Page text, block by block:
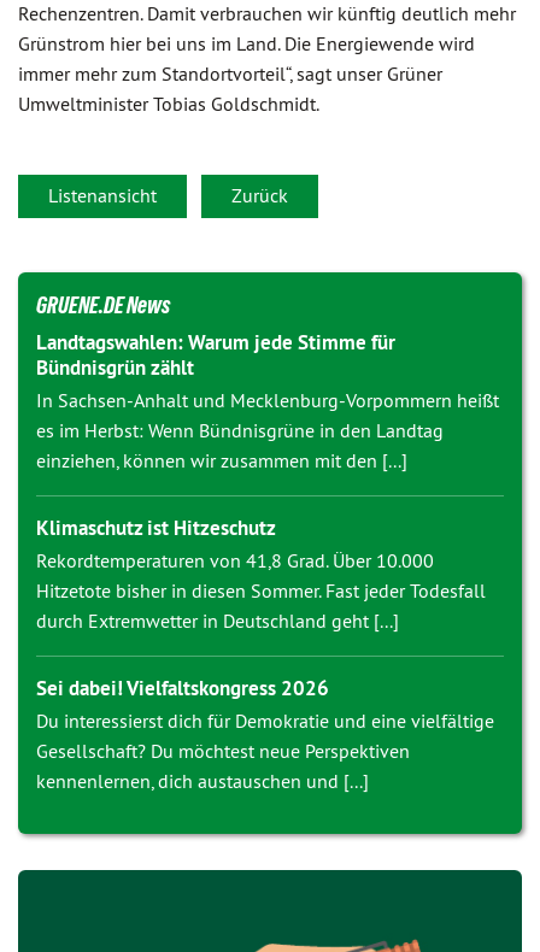
Rechenzentren. Damit verbrauchen wir künftig deutlich mehr
Grünstrom hier bei uns im Land. Die Energiewende wird
immer mehr zum Standortvorteil“, sagt unser Grüner
Umweltminister Tobias Goldschmidt.
Listenansicht Zurück
GRUENE.DE News
Landtagswahlen: Warum jede Stimme für
Bündnisgrün zählt
In Sachsen-Anhalt und Mecklenburg-Vorpommern heißt
es im Herbst: Wenn Bündnisgrüne in den Landtag
einziehen, können wir zusammen mit den [...]
Klimaschutz ist Hitzeschutz
Rekordtemperaturen von 41,8 Grad. Über 10.000
Hitzetote bisher in diesen Sommer. Fast jeder Todesfall
durch Extremwetter in Deutschland geht [...]
Sei dabei! Vielfaltskongress 2026
Du interessierst dich für Demokratie und eine vielfältige
Gesellschaft? Du möchtest neue Perspektiven
kennenlernen, dich austauschen und [...]